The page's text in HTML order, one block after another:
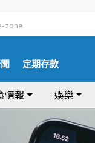
zone
定期存款
情報 娛樂